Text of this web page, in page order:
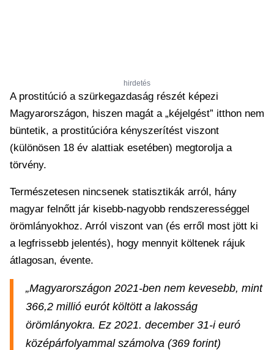
hirdetés
A prostitúció a szürkegazdaság részét képezi
Magyarországon, hiszen magát a „kéjelgést” itthon nem
büntetik, a prostitúcióra kényszerítést viszont
(különösen 18 év alattiak esetében) megtorolja a
törvény.
Természetesen nincsenek statisztikák arról, hány
magyar felnőtt jár kisebb-nagyobb rendszerességgel
örömlányokhoz. Arról viszont van (és erről most jött ki
a legfrissebb jelentés), hogy mennyit költenek rájuk
átlagosan, évente.
„Magyarországon 2021-ben nem kevesebb, mint
366,2 millió eurót költött a lakosság
örömlányokra. Ez 2021. december 31-i euró
középárfolyammal számolva (369 forint)